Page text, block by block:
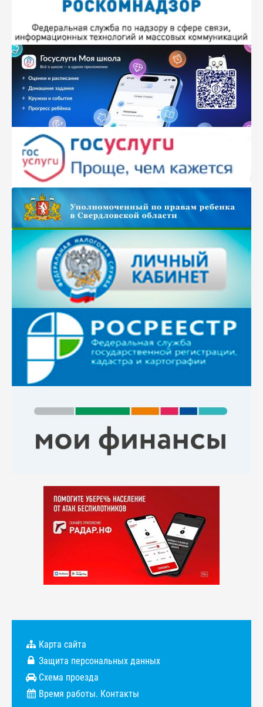
Карта сайта
Защита персональных данных
Схема проезда
Время работы. Контакты